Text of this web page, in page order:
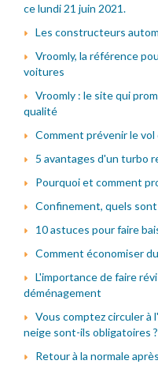
ce lundi 21 juin 2021.
Les constructeurs
Vroomly, la référence
voitures
Vroomly : le site qui
qualité
Comment prévenir le
5 avantages d'un turbo
Pourquoi et comment
Confinement, quels
10 astuces pour faire
Comment économiser
L'importance de faire
déménagement
Vous comptez circuler à
neige sont-ils obligatoires ?
Retour à la normale